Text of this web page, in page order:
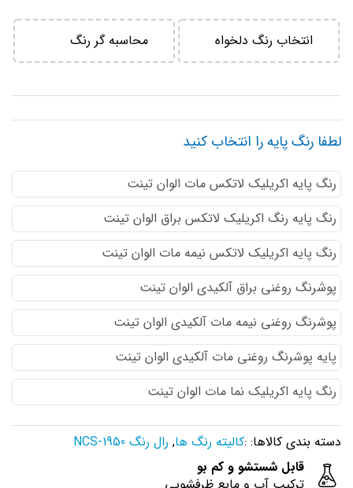
انتخاب رنگ دلخواه محاسبه گر رنگ
لطفا رنگ پایه را انتخاب کنید
رنگ پایه اكريليك لاتكس مات الوان تینت
رنگ پایه رنگ اكريليك لاتكس براق الوان تینت
رنگ پایه اكريليك لاتكس نيمه مات الوان تینت
پوشرنگ روغنی براق آلکیدی الوان تینت
پوشرنگ روغنی نیمه مات آلکیدی الوان تینت
پایه پوشرنگ روغنی مات آلکیدی الوان تینت
رنگ پایه اکریلیک نما مات الوان تینت
دسته بندی کالاها: :کالیته رنگ ها, رال رنگ NCS-1950
قابل شستشو و کم بو